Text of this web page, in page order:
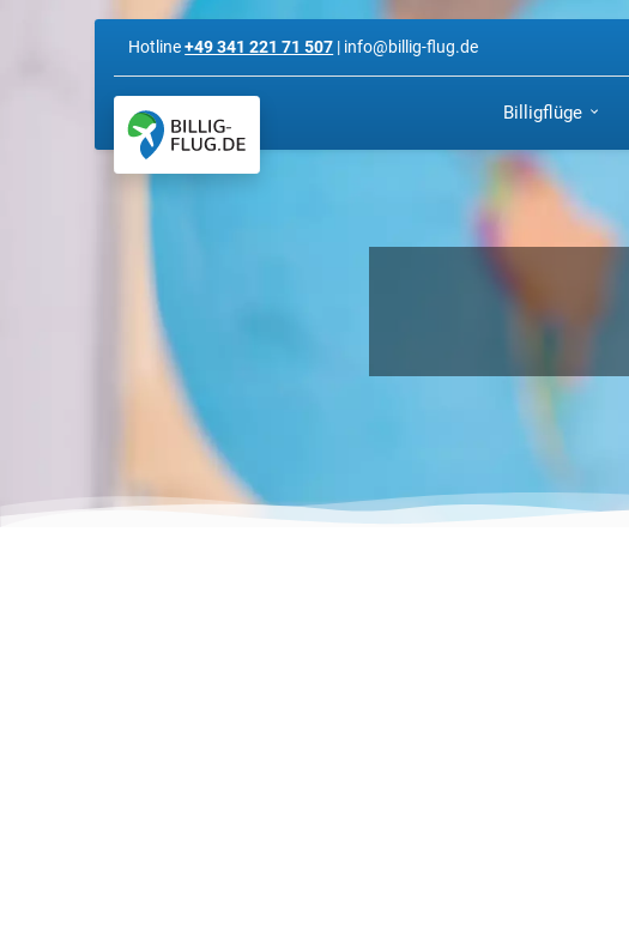
Hotline+49 341 221 71 507 | info@billig-flug.de
Billigflüge